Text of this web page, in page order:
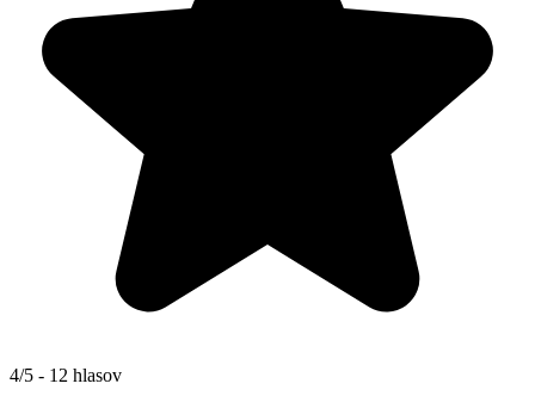
4/5 - 12 hlasov